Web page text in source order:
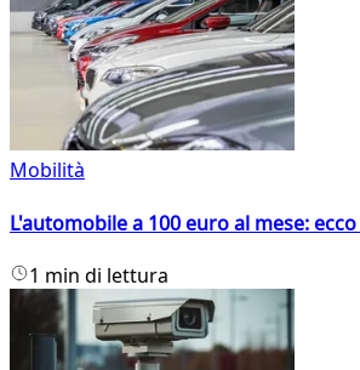
Mobilità
L'automobile a 100 euro al mese:
1 min di lettura